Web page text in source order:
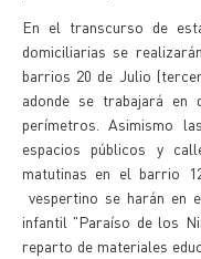
En el transcurso de
domiciliarias se
barrios 20 de Julio
adonde se trabajará en
perímetros. Asimismo
espacios públicos y
matutinas en el barrio
vespertino se harán en
infantil "Paraíso de los
reparto de materiales